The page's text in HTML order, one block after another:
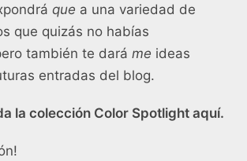
que a una variedad de
que quizás no habías
también te dará me ideas
entradas del blog.
la colección Color Spotlight aquí.